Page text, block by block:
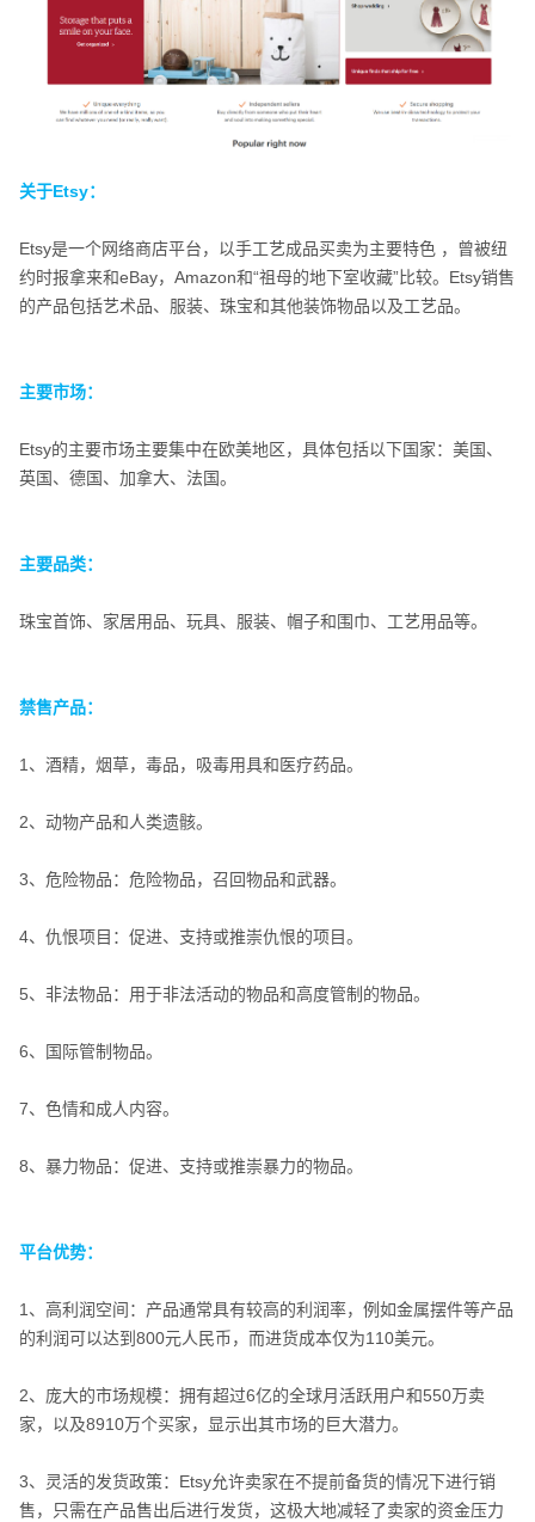
关于Etsy：
Etsy是一个网络商店平台，以手工艺成品买卖为主要特色 ，曾被纽
约时报拿来和eBay，Amazon和“祖母的地下室收藏”比较。Etsy销售
的产品包括艺术品、服装、珠宝和其他装饰物品以及工艺品。
主要市场：
Etsy的主要市场主要集中在欧美地区，具体包括以下国家：美国、
英国、德国、加拿大、法国。
主要品类：
珠宝首饰、家居用品、玩具、服装、帽子和围巾、工艺用品等。
禁售产品：
1、酒精，烟草，毒品，吸毒用具和医疗药品。
2、动物产品和人类遗骸。
3、危险物品：危险物品，召回物品和武器。
4、仇恨项目：促进、支持或推崇仇恨的项目。
5、非法物品：用于非法活动的物品和高度管制的物品。
6、国际管制物品。
7、色情和成人内容。
8、暴力物品：促进、支持或推崇暴力的物品。
平台优势：
1、高利润空间：产品通常具有较高的利润率，例如金属摆件等产品
的利润可以达到800元人民币，而进货成本仅为110美元。
2、庞大的市场规模：拥有超过6亿的全球月活跃用户和550万卖
家，以及8910万个买家，显示出其市场的巨大潜力。
3、灵活的发货政策：Etsy允许卖家在不提前备货的情况下进行销
售，只需在产品售出后进行发货，这极大地减轻了卖家的资金压力